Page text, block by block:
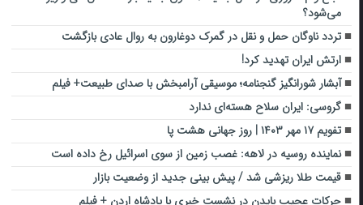
می‌شود؟
تردد ناوگان حمل و نقل در گمرک دوغارون به روال عادی بازگشت
ارتش ایران تهدید کرد!
آبشار شورانگیز گنجنامه؛ موسیقی آرامبخش با صدای طبیعت+ فیلم
گروسی: ایران سلاح هسته‌ای ندارد
تفویم ۱۷ مهر ۱۴۰۳ | روز جهانی هشت پا
نماینده روسیه در لاهه: غصب زمین از سوی اسرائیل رخ داده است
قیمت طلا ریزشی شد / پیش بینی جدید از وضعیت بازار
حرکات عجیب بایدن در نشست خبری با پادشاه اردن + فیلم